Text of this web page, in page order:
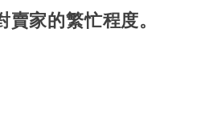
賣家的繁忙程度。